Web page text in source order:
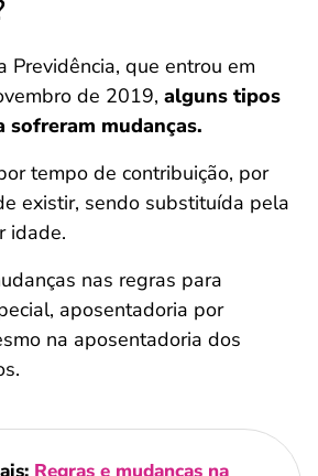
Previdência, que entrou em
de 2019, alguns tipos
sofreram mudanças.
tempo de contribuição, por
existir, sendo substituída pela
idade.
nas regras para
aposentadoria por
na aposentadoria dos